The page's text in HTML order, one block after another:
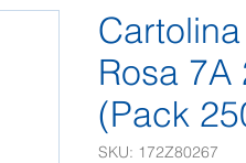
Rosa 7A
(Pack
SKU: 172Z80267